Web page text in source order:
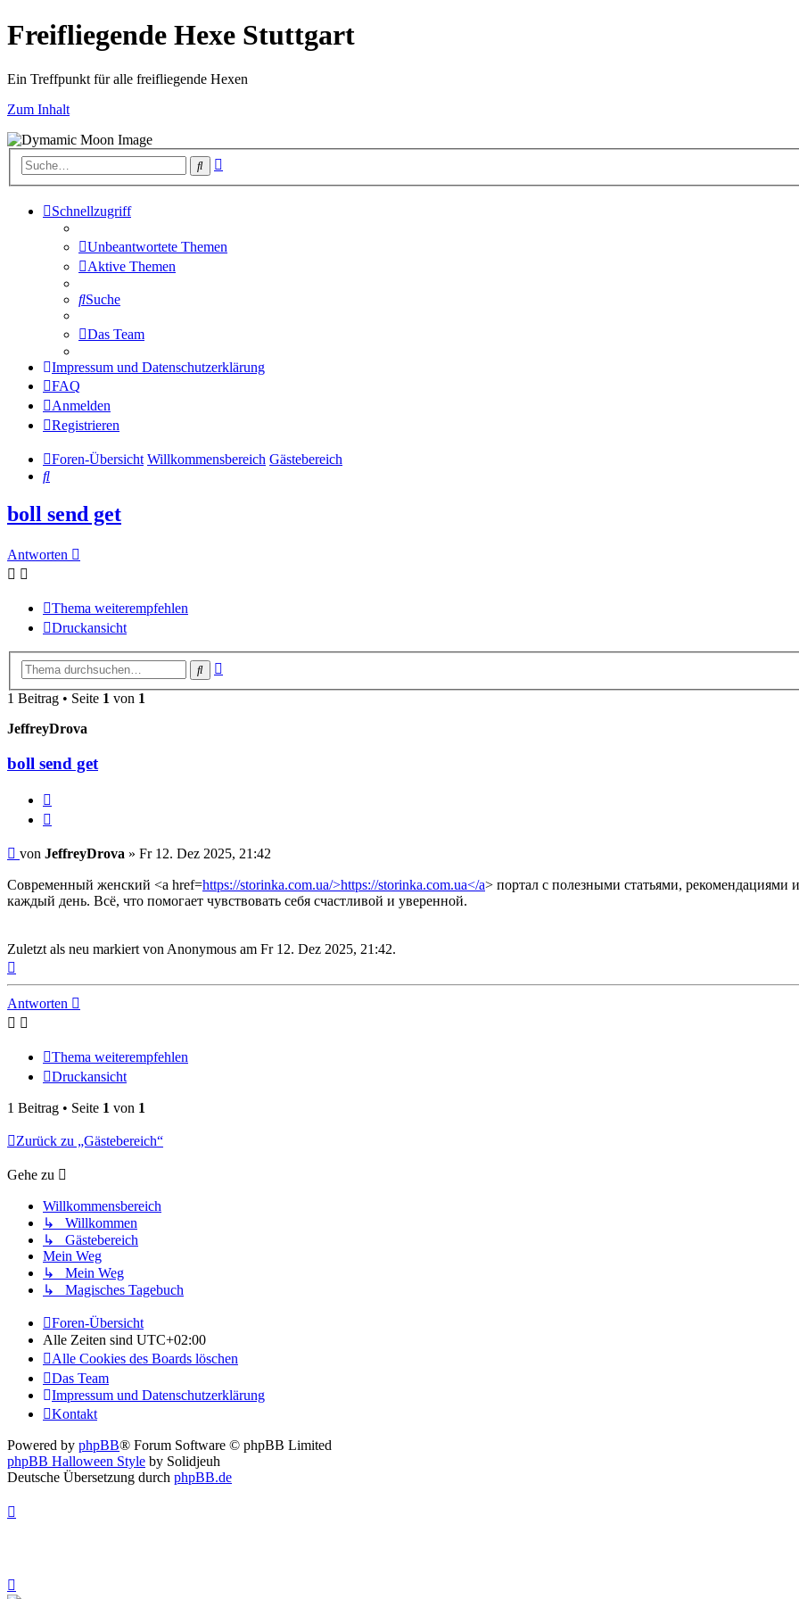
Freifliegende Hexe Stuttgart
Ein Treffpunkt für alle freifliegende Hexen
Zum Inhalt
Suche
Schnellzugriff
Unbeantwortete Themen
Aktive Themen
Suche
Das Team
Impressum und Datenschutzerklärung
FAQ
Anmelden
Registrieren
Foren-Übersicht Willkommensbereich Gästebereich
Suche
boll send get
Antworten
Thema weiterempfehlen
Druckansicht
Suche
1 Beitrag • Seite 1 von 1
JeffreyDrova
boll send get
melden
Beitrag
von JeffreyDrova » Fr 12. Dez 2025, 21:42
Современный женский <a href=https://storinka.com.ua/>https://storinka.com.ua</a> портал с полезными статьями, рекомендациями
каждый день. Всё, что помогает чувствовать себя счастливой и уверенной.
Zuletzt als neu markiert von Anonymous am Fr 12. Dez 2025, 21:42.
Antworten
Thema weiterempfehlen
Druckansicht
1 Beitrag • Seite 1 von 1
Zurück zu „Gästebereich“
Gehe zu
Willkommensbereich
↳ Willkommen
↳ Gästebereich
Mein Weg
↳ Mein Weg
↳ Magisches Tagebuch
Foren-Übersicht
Alle Zeiten sind UTC+02:00
Alle Cookies des Boards löschen
Das Team
Impressum und Datenschutzerklärung
Kontakt
Powered by phpBB® Forum Software © phpBB Limited
phpBB Halloween Style by Solidjeuh
Deutsche Übersetzung durch phpBB.de